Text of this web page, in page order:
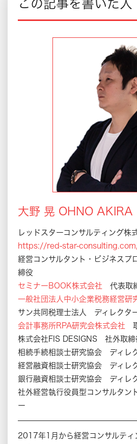
この記事を書いた人
大野 晃 OHNO AKIRA
レッドスターコンサルティング株
https://red-star-
経営コンサルタント・ビジネス
締役
セミナーBOOK株式会社 代表取
一般社団法人中小企業税務経営研
サン共同税理士法人 ディレクタ
会計事務所RPA研究会株式会社
株式会社FIS DESIGNS 社外取締
相続手続相談士研究協会 ディレ
経営融資相談士研究協会 ディレ
銀行融資相談士研究協会 ディレ
社外経営執行役員型コンサルタ
ー
2017年1月から経営コンサルティ